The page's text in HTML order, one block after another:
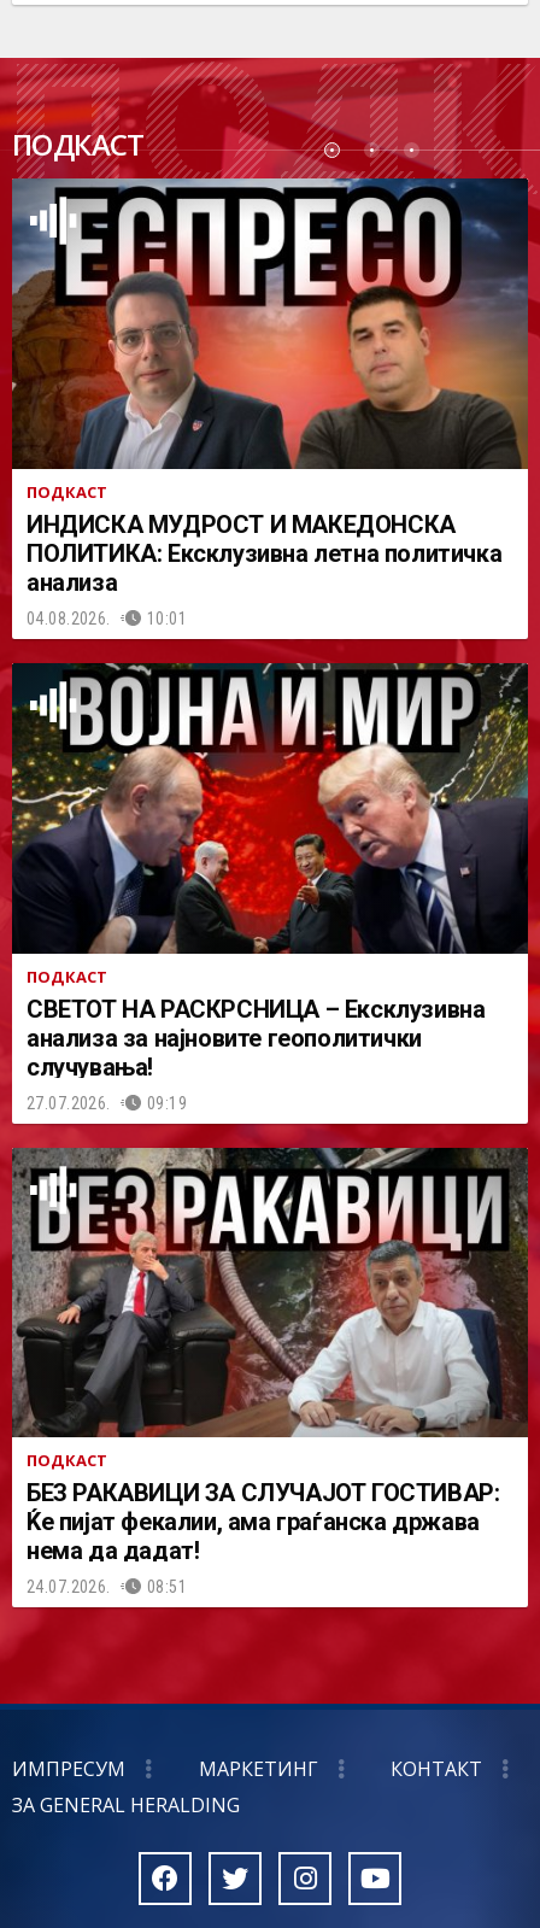
ПОДКАСТ
ПОДК
АСТ
ПОДКАСТ
ИНДИСКА МУДРОСТ И МАКЕДОНСКА
ПОЛИТИКА: Ексклузивна летна политичка
анализа
04.08.2026. 10:01
ПОДКАСТ
СВЕТОТ НА РАСКРСНИЦА – Ексклузивна
анализа за најновите геополитички
случувања!
27.07.2026. 09:19
ПОДКАСТ
БЕЗ РАКАВИЦИ ЗА СЛУЧАЈОТ ГОСТИВАР:
Ќе пијат фекалии, ама граѓанска држава
нема да дадат!
24.07.2026. 08:51
ИМПРЕСУМ МАРКЕТИНГ
КОНТАКТ
ЗА GENERAL HERALDING